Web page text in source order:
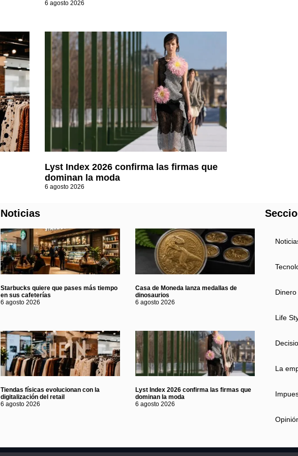
6 agosto 2026
Lyst Index 2026 confirma las firmas que
dominan la moda
6 agosto 2026
Noticias
Starbucks quiere que pases más tiempo
en sus cafeterías
6 agosto 2026
Casa de Moneda lanza medallas de
dinosaurios
6 agosto 2026
Tiendas físicas evolucionan con la
digitalización del retail
6 agosto 2026
Lyst Index 2026 confirma las firmas que
dominan la moda
6 agosto 2026
Dinero
Life
La